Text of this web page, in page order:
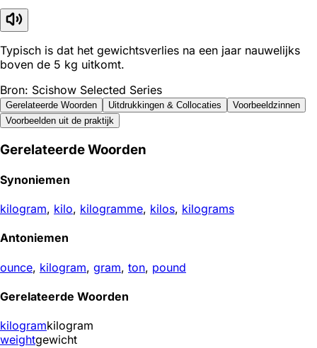
Typisch is dat het gewichtsverlies na een jaar nauwelijks
boven de 5 kg uitkomt.
Bron: Scishow Selected Series
Gerelateerde Woorden Uitdrukkingen & Collocaties
Voorbeeldzinnen
Voorbeelden uit de praktijk
Gerelateerde Woorden
Synoniemen
kilogram, kilo, kilogramme, kilos, kilograms
Antoniemen
ounce, kilogram, gram, ton, pound
Gerelateerde Woorden
kilogramkilogram
weightgewicht